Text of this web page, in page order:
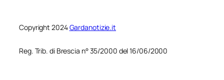
Copyright 2024Gardanotizie.it
Reg. Trib. di Brescia n° 35/2000 del 16/06/2000